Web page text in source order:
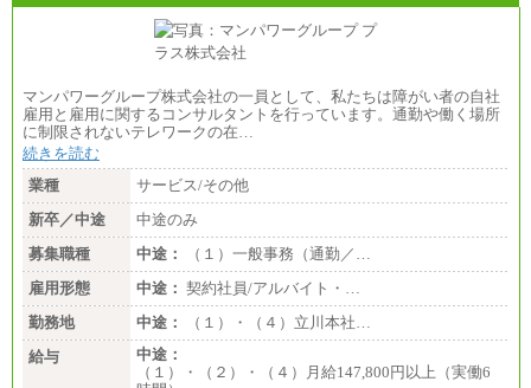
マンパワーグループ株式会社の一員として、私たちは障がい者の自社
雇用と雇用に関するコンサルタントを行っています。通勤や働く場所
に制限されないテレワークの在…
続きを読む
業種
サービス/その他
新卒／中途
中途のみ
募集職種
中途：
（１）一般事務（通勤／…
雇用形態
中途： 契約社員/アルバイト・…
勤務地
中途：
（１）・（４）立川本社…
給与
中途：
（１）・（２）・（４）月給147,800円以上（実働6